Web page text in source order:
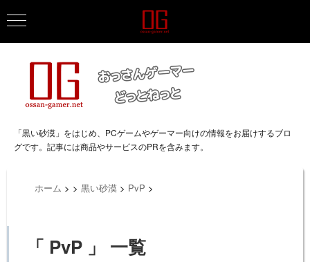
「黒い砂漠」をはじめ、PCゲームやゲーマー向けの情報をお届けするブロ
グです。記事には商品やサービスのPRを含みます。
ホーム > > 黒い砂漠 > PvP >
「 PvP 」 一覧